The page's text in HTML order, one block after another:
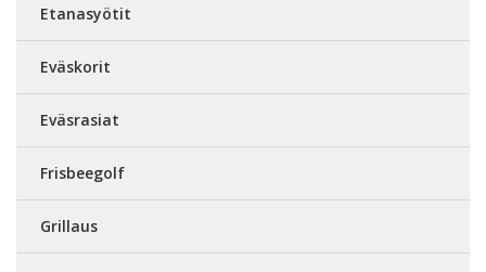
Etanasyötit
Eväskorit
Eväsrasiat
Frisbeegolf
Grillaus